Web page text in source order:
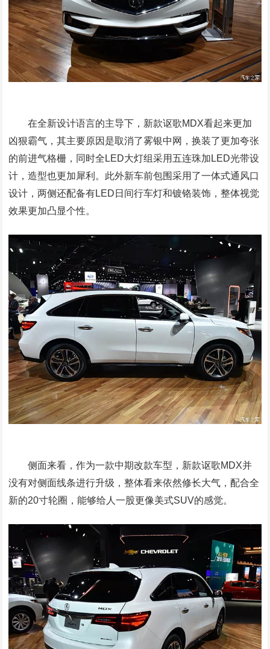
在全新设计语言的主导下，新款讴歌MDX看起来更加
凶狠霸气，其主要原因是取消了雾银中网，换装了更加夸张
的前进气格栅，同时全LED大灯组采用五连珠加LED光带设
计，造型也更加犀利。此外新车前包围采用了一体式通风口
设计，两侧还配备有LED日间行车灯和镀铬装饰，整体视觉
效果更加凸显个性。
侧面来看，作为一款中期改款车型，新款讴歌MDX并
没有对侧面线条进行升级，整体看来依然修长大气，配合全
新的20寸轮圈，能够给人一股更像美式SUV的感觉。